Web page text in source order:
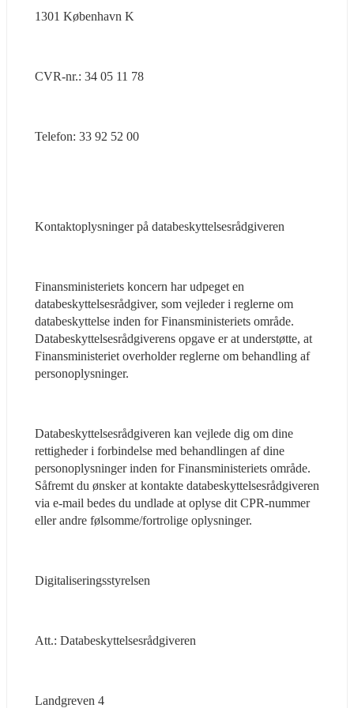
1301 København K
CVR-nr.: 34 05 11 78
Telefon: 33 92 52 00
Kontaktoplysninger på databeskyttelsesrådgiveren
Finansministeriets koncern har udpeget en
databeskyttelsesrådgiver, som vejleder i reglerne om
databeskyttelse inden for Finansministeriets område.
Databeskyttelsesrådgiverens opgave er at understøtte, at
Finansministeriet overholder reglerne om behandling af
personoplysninger.
Databeskyttelsesrådgiveren kan vejlede dig om dine
rettigheder i forbindelse med behandlingen af dine
personoplysninger inden for Finansministeriets område.
Såfremt du ønsker at kontakte databeskyttelsesrådgiveren
via e-mail bedes du undlade at oplyse dit CPR-nummer
eller andre følsomme/fortrolige oplysninger.
Digitaliseringsstyrelsen
Att.: Databeskyttelsesrådgiveren
Landgreven 4